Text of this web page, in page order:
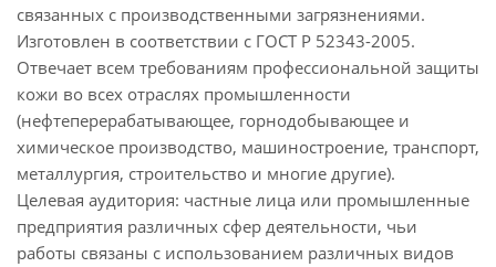
связанных с производственными загрязнениями.
Изготовлен в соответствии с ГОСТ Р 52343-2005.
Отвечает всем требованиям профессиональной защиты
кожи во всех отраслях промышленности
(нефтеперерабатывающее, горнодобывающее и
химическое производство, машиностроение, транспорт,
металлургия, строительство и многие другие).
Целевая аудитория: частные лица или промышленные
предприятия различных сфер деятельности, чьи
работы связаны с использованием различных видов